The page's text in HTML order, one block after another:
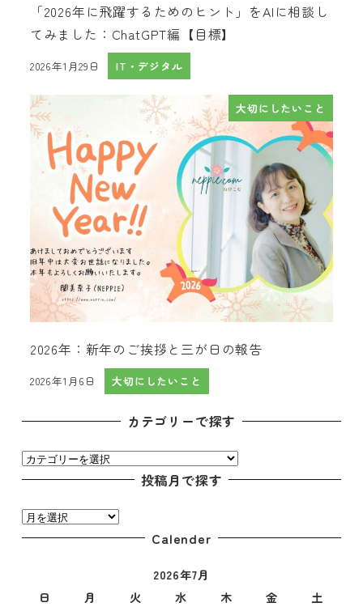
「2026年に飛躍するためのヒント」をAIに相談し
てみました：ChatGPT編【目標】
投稿日
2026年1月29日 IT・デジタル
大切にしたいこと
2026年：新年のご挨拶と三が日の報告
投稿日
2026年1月6日 大切にしたいこと
カテゴリーで探す
カ
テ
リ
ー
投稿月で探す
投
稿
Calender
2026年7月
日
月 火 水 木 金
土